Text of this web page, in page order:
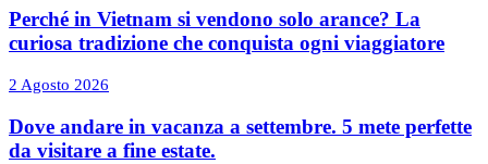
Perché in Vietnam si vendono solo arance? La
curiosa tradizione che conquista ogni viaggiatore
2 Agosto 2026
Dove andare in vacanza a settembre. 5 mete perfette
da visitare a fine estate.